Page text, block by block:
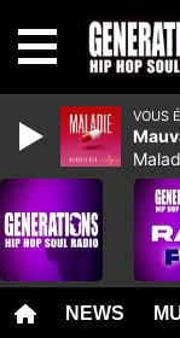
NEWS
VOUS